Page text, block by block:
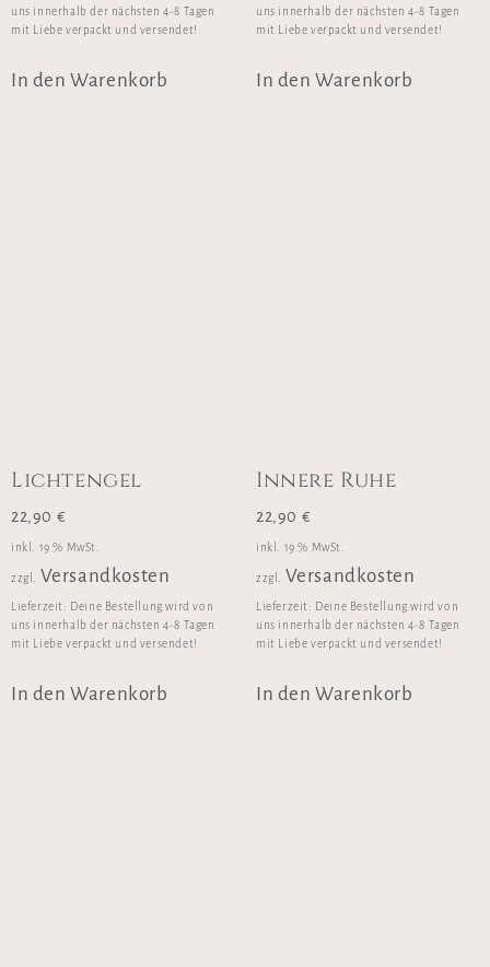
uns innerhalb der nächsten 4-8 Tagen
mit Liebe verpackt und versendet!
In den Warenkorb
uns innerhalb der nächsten 4-8 Tagen
mit Liebe verpackt und versendet!
In den Warenkorb
Lichtengel
22,90 €
inkl. 19 % MwSt.
zzgl. Versandkosten
Lieferzeit: Deine Bestellung wird von
uns innerhalb der nächsten 4-8 Tagen
mit Liebe verpackt und versendet!
In den Warenkorb
Innere Ruhe
22,90 €
inkl. 19 % MwSt.
zzgl. Versandkosten
Lieferzeit: Deine Bestellung wird von
uns innerhalb der nächsten 4-8 Tagen
mit Liebe verpackt und versendet!
In den Warenkorb